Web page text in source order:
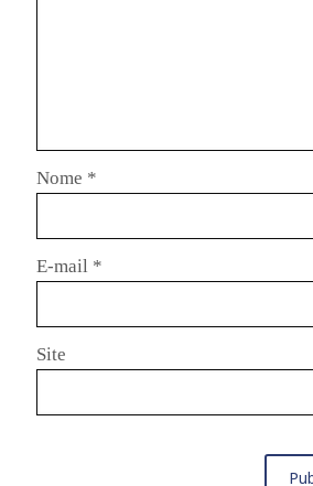
Nome *
E-mail *
Site